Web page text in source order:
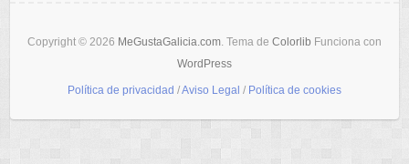
Copyright © 2026 MeGustaGalicia.com. Tema de Colorlib Funciona con
WordPress
Política de privacidad /Aviso Legal / Política de cookies